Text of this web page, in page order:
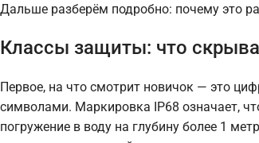
Дальше разберём подробно: почему это
Классы защиты: что
Первое, на что смотрит новичок — это
символами. Маркировка IP68 означает,
погружение в воду на глубину более 1